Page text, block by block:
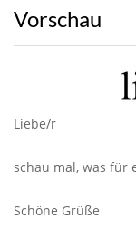
Vorschau
Liebe/r
schau mal, was für
Schöne Grüße